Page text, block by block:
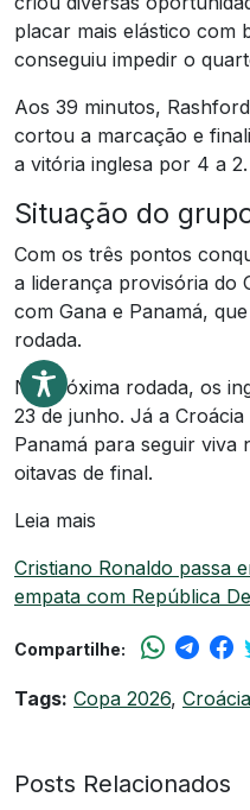
placar mais elástico com
conseguiu impedir o
Aos 39 minutos,
cortou a marcação e
a vitória inglesa por 4 a 2.
Situação do
Com os três pontos
a liderança provisória do
com Gana e Panamá,
rodada.
Na próxima rodada, os
23 de junho. Já a
Panamá para seguir viva
oitavas de final.
Leia mais
Cristiano Ronaldo passa
empata com República
Compartilhe:
Tags: Copa 2026, Croácia
Posts Relacionados